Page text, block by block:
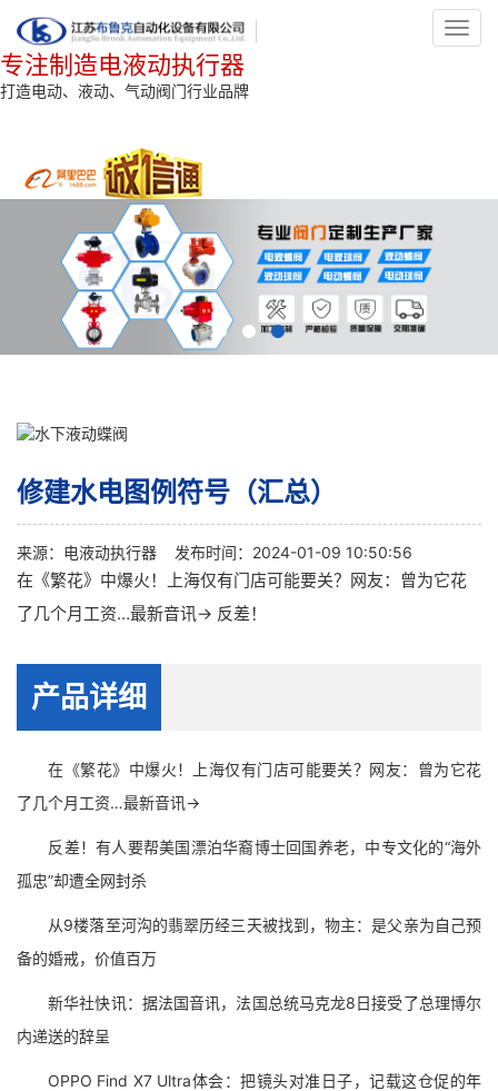
专注制造电液动执行器
打造电动、液动、气动阀门行业品牌
修建水电图例符号（汇总）
来源： 电液动执行器 发布时间：2024-01-09 10:50:56
在《繁花》中爆火！上海仅有门店可能要关？网友：曾为它花
了几个月工资…最新音讯→ 反差！
产品详细
在《繁花》中爆火！上海仅有门店可能要关？网友：曾为它花
了几个月工资…最新音讯→
反差！有人要帮美国漂泊华裔博士回国养老，中专文化的“海外
孤忠”却遭全网封杀
从9楼落至河沟的翡翠历经三天被找到，物主：是父亲为自己预
备的婚戒，价值百万
新华社快讯：据法国音讯，法国总统马克龙8日接受了总理博尔
内递送的辞呈
OPPO Find X7 Ultra体会：把镜头对准日子，记载这仓促的年